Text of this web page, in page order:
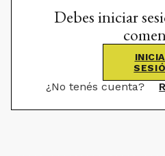
Debes iniciar
¿No tenés cuenta?